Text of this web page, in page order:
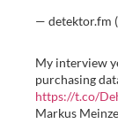
— detektor.fm
My interview
purchasing
https://t.co/
Markus